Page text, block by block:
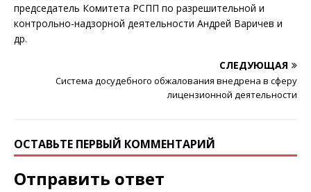
председатель Комитета РСПП по разрешительной и
контрольно-надзорной деятельности Андрей Варичев и
др.
СЛЕДУЮЩАЯ
Система досудебного обжалования внедрена в сферу
лицензионной деятельности
ОСТАВЬТЕ ПЕРВЫЙ КОММЕНТАРИЙ
Отправить ответ